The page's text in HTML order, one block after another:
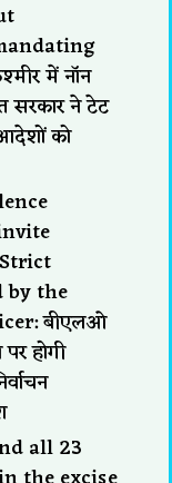
में नॉन
सरकार ने टेट
को
by the
बीएलओ
होगी
all 23